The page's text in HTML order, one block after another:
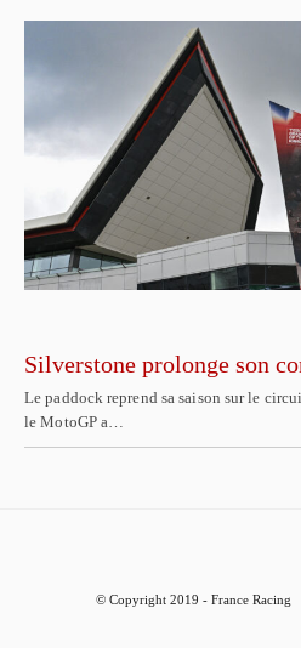
Silverstone prolonge son
Le paddock reprend sa saison sur le
le MotoGP a…
© Copyright 2019 - France Racing